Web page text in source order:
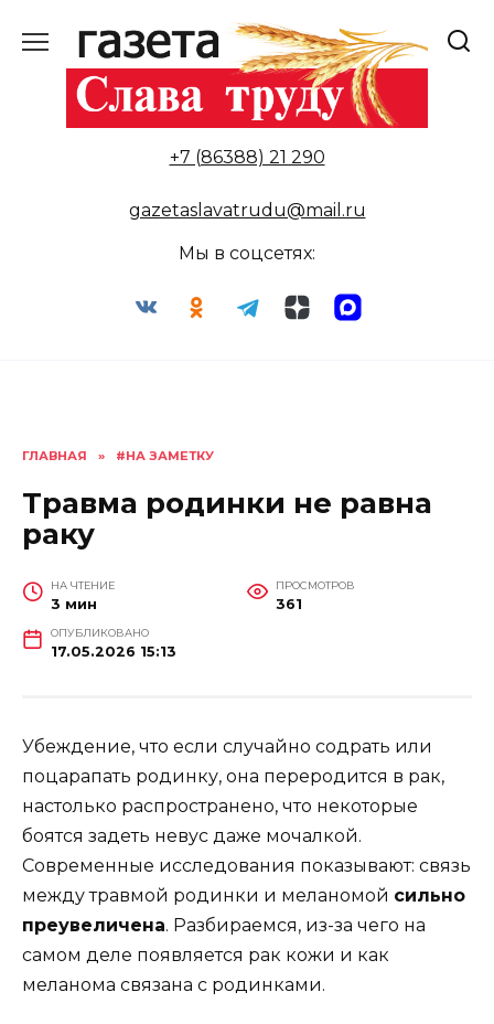
содержанию
+7 (86388) 21 290
gazetaslavatrudu@mail.ru
Мы в соцсетях:
ГЛАВНАЯ » #НА ЗАМЕТКУ
Травма родинки не равна
раку
НА ЧТЕНИЕ
3 мин
ПРОСМОТРОВ
361
ОПУБЛИКОВАНО
17.05.2026 15:13
Убеждение, что если случайно содрать или
поцарапать родинку, она переродится в рак,
настолько распространено, что некоторые
боятся задеть невус даже мочалкой.
Современные исследования показывают: связь
между травмой родинки и меланомой сильно
преувеличена. Разбираемся, из-за чего на
самом деле появляется рак кожи и как
меланома связана с родинками.